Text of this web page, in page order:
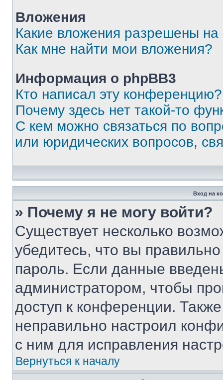
Вложения
Какие вложения разрешены
Как мне найти мои вложения?
Информация о phpBB3
Кто написал эту конференцию?
Почему здесь нет такой-то
С кем можно связаться по
или юридических вопросов,
Вход на
» Почему я не могу войти?
Существует несколько
убедитесь, что вы
пароль. Если данные
администратором, чтобы
доступ к конференции.
неправильно настроил
с ним для исправления
Вернуться к началу